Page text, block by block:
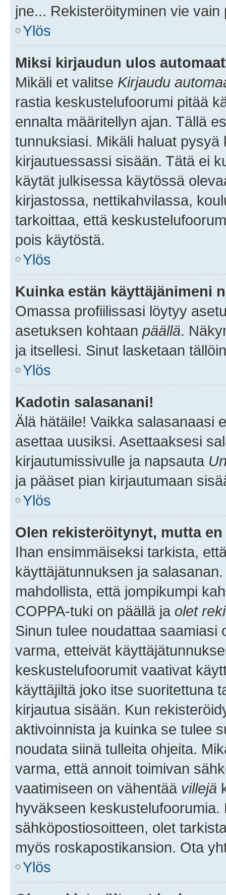
jne... Rekisteröityminen vie
Ylös
Miksi kirjaudun ulos
Mikäli et valitse Kirjaudu
rastia keskustelufoorumi pitää
ennalta määritellyn ajan. Tällä
tunnuksiasi. Mikäli haluat
kirjautuessassi sisään. Tätä ei
käytät julkisessa käytössä
kirjastossa, nettikahvilassa,
tarkoittaa, että
pois käytöstä.
Ylös
Kuinka estän käyttäjänimeni
Omassa profiilissasi löytyy
asetuksen kohtaan päällä.
ja itsellesi. Sinut lasketaan
Ylös
Kadotin salasanani!
Älä hätäile! Vaikka salasanaasi
asettaa uusiksi. Asettaaksesi
kirjautumissivulle ja napsauta
ja pääset pian kirjautumaan
Ylös
Olen rekisteröitynyt, mutta
Ihan ensimmäiseksi tarkista,
käyttäjätunnuksen ja
mahdollista, että jompikumpi
COPPA-tuki on päällä ja olet
Sinun tulee noudattaa saamiasi
varma, etteivät
keskustelufoorumit vaativat
käyttäjiltä joko itse suoritettuna
kirjautua sisään. Kun
aktivoinnista ja kuinka se tulee
noudata siinä tulleita ohjeita.
varma, että annoit toimivan
vaatimiseen on vähentää villejä
hyväkseen
sähköpostiosoitteen, olet
myös roskapostikansion. Ota
Ylös